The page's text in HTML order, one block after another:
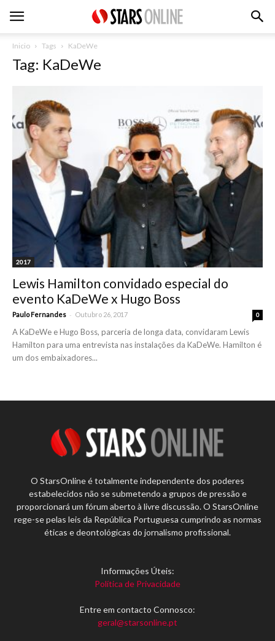
Inicio Tags KaDeWe
Tag: KaDeWe
2017
Lewis Hamilton convidado especial do
evento KaDeWe x Hugo Boss
Paulo Fernandes - Outubro 26, 2017 0
A KaDeWe e Hugo Boss, parceria de longa data, convidaram Lewis
Hamilton para uma entrevista nas instalações da KaDeWe. Hamilton é
um dos embaixadores...
O StarsOnline é totalmente independente dos poderes
estabelecidos não se submetendo a grupos de pressão e
proporcionará um fórum aberto à livre discussão. O StarsOnline
rege-se pelas leis da República Portuguesa cumprindo as normas
éticas e deontológicas do jornalismo profissional.
Informações Úteis:
Política de Privacidade
Entre em contacto Connosco:
geral@starsonline.pt